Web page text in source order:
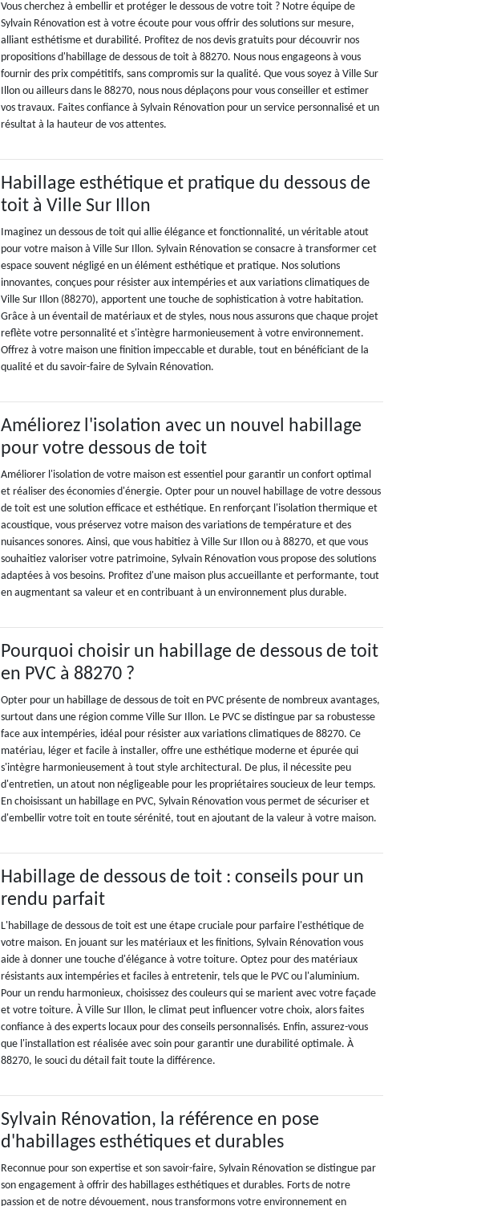
Vous cherchez à embellir et protéger le dessous de votre toit ? Notre équipe de
Sylvain Rénovation est à votre écoute pour vous offrir des solutions sur mesure,
alliant esthétisme et durabilité. Profitez de nos devis gratuits pour découvrir nos
propositions d'habillage de dessous de toit à 88270. Nous nous engageons à vous
fournir des prix compétitifs, sans compromis sur la qualité. Que vous soyez à Ville Sur
Illon ou ailleurs dans le 88270, nous nous déplaçons pour vous conseiller et estimer
vos travaux. Faites confiance à Sylvain Rénovation pour un service personnalisé et un
résultat à la hauteur de vos attentes.
Habillage esthétique et pratique du dessous de
toit à Ville Sur Illon
Imaginez un dessous de toit qui allie élégance et fonctionnalité, un véritable atout
pour votre maison à Ville Sur Illon. Sylvain Rénovation se consacre à transformer cet
espace souvent négligé en un élément esthétique et pratique. Nos solutions
innovantes, conçues pour résister aux intempéries et aux variations climatiques de
Ville Sur Illon (88270), apportent une touche de sophistication à votre habitation.
Grâce à un éventail de matériaux et de styles, nous nous assurons que chaque projet
reflète votre personnalité et s'intègre harmonieusement à votre environnement.
Offrez à votre maison une finition impeccable et durable, tout en bénéficiant de la
qualité et du savoir-faire de Sylvain Rénovation.
Améliorez l'isolation avec un nouvel habillage
pour votre dessous de toit
Améliorer l'isolation de votre maison est essentiel pour garantir un confort optimal
et réaliser des économies d'énergie. Opter pour un nouvel habillage de votre dessous
de toit est une solution efficace et esthétique. En renforçant l'isolation thermique et
acoustique, vous préservez votre maison des variations de température et des
nuisances sonores. Ainsi, que vous habitiez à Ville Sur Illon ou à 88270, et que vous
souhaitiez valoriser votre patrimoine, Sylvain Rénovation vous propose des solutions
adaptées à vos besoins. Profitez d'une maison plus accueillante et performante, tout
en augmentant sa valeur et en contribuant à un environnement plus durable.
Pourquoi choisir un habillage de dessous de toit
en PVC à 88270 ?
Opter pour un habillage de dessous de toit en PVC présente de nombreux avantages,
surtout dans une région comme Ville Sur Illon. Le PVC se distingue par sa robustesse
face aux intempéries, idéal pour résister aux variations climatiques de 88270. Ce
matériau, léger et facile à installer, offre une esthétique moderne et épurée qui
s'intègre harmonieusement à tout style architectural. De plus, il nécessite peu
d'entretien, un atout non négligeable pour les propriétaires soucieux de leur temps.
En choisissant un habillage en PVC, Sylvain Rénovation vous permet de sécuriser et
d'embellir votre toit en toute sérénité, tout en ajoutant de la valeur à votre maison.
Habillage de dessous de toit : conseils pour un
rendu parfait
L'habillage de dessous de toit est une étape cruciale pour parfaire l'esthétique de
votre maison. En jouant sur les matériaux et les finitions, Sylvain Rénovation vous
aide à donner une touche d'élégance à votre toiture. Optez pour des matériaux
résistants aux intempéries et faciles à entretenir, tels que le PVC ou l'aluminium.
Pour un rendu harmonieux, choisissez des couleurs qui se marient avec votre façade
et votre toiture. À Ville Sur Illon, le climat peut influencer votre choix, alors faites
confiance à des experts locaux pour des conseils personnalisés. Enfin, assurez-vous
que l'installation est réalisée avec soin pour garantir une durabilité optimale. À
88270, le souci du détail fait toute la différence.
Sylvain Rénovation, la référence en pose
d'habillages esthétiques et durables
Reconnue pour son expertise et son savoir-faire, Sylvain Rénovation se distingue par
son engagement à offrir des habillages esthétiques et durables. Forts de notre
passion et de notre dévouement, nous transformons votre environnement en